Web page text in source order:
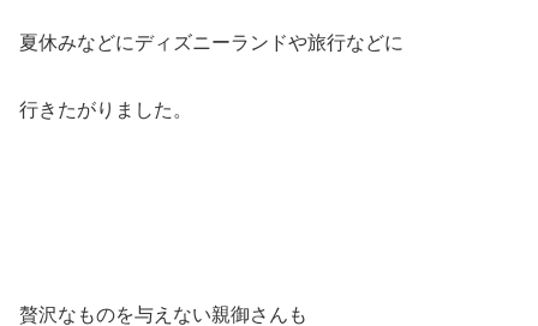
夏休みなどにディズニーランドや旅行などに
行きたがりました。
贅沢なものを与えない親御さんも